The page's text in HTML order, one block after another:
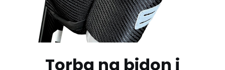
Torba na bidon i